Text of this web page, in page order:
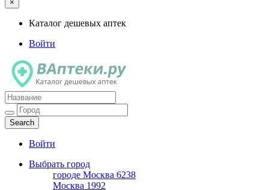
×
Каталог дешевых аптек
Войти
Каталог дешевых аптек
Войти
Выбрать город
городе Москва 6238
Москва 1992